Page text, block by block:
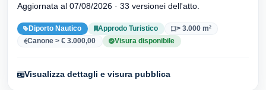
Aggiornata al 07/08/2026 · 33 versionei dell'atto.
Diporto Nautico Approdo Turistico
> 3.000 m²
Canone > € 3.000,00
Visura disponibile
Visualizza dettagli e visura pubblica